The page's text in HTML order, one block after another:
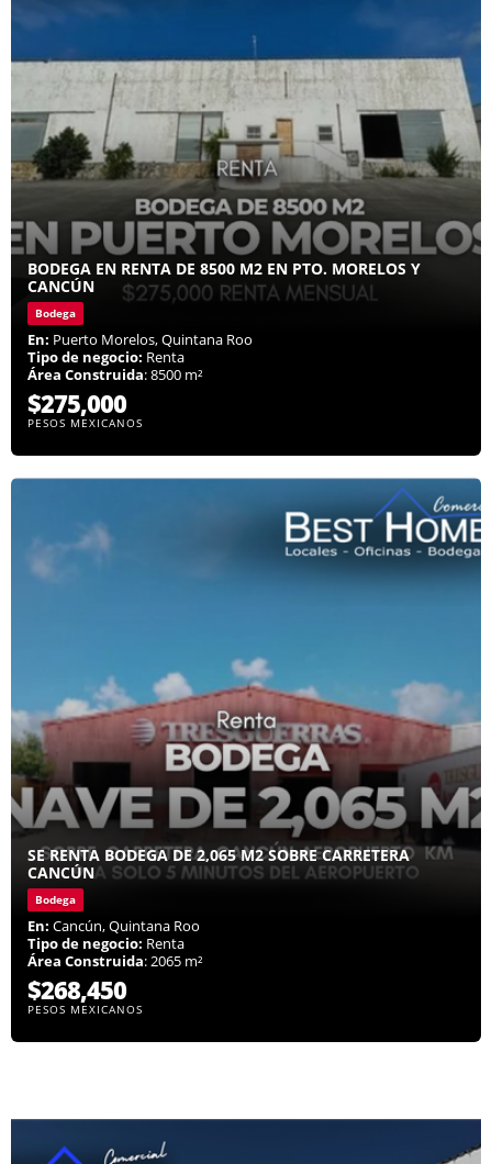
BODEGA EN RENTA DE 8500 M2 EN PTO. MORELOS Y
CANCÚN
Bodega
En: Puerto Morelos, Quintana Roo
Tipo de negocio: Renta
Área Construida: 8500 m²
$275,000
PESOS MEXICANOS
SE RENTA BODEGA DE 2,065 M2 SOBRE CARRETERA
CANCÚN
Bodega
En: Cancún, Quintana Roo
Tipo de negocio: Renta
Área Construida: 2065 m²
$268,450
PESOS MEXICANOS